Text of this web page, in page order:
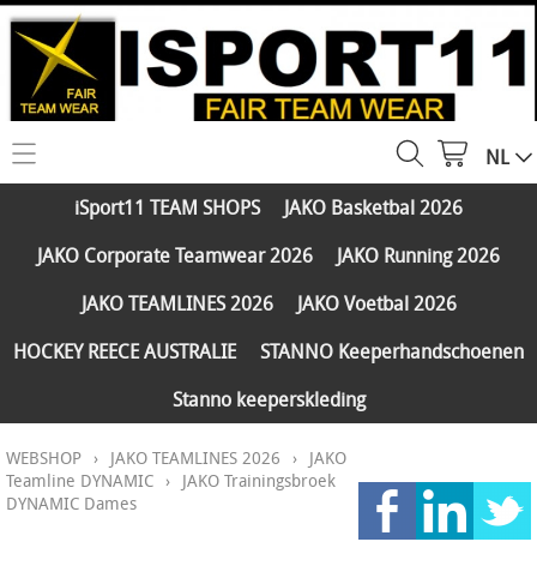
HOME
WEBSHOP
JAKO Running 2026
JAKO TEAMLINES 2026
PARTNERS
Klantengroepen
Verzending - betaling
CONTACT
NL
iSport11 TEAM SHOPS
JAKO Basketbal 2026
JAKO Corporate Teamwear 2026
JAKO Running 2026
JAKO TEAMLINES 2026
JAKO Voetbal 2026
HOCKEY REECE AUSTRALIE
STANNO Keeperhandschoenen
Stanno keeperskleding
WEBSHOP › JAKO TEAMLINES 2026 › JAKO
Teamline DYNAMIC › JAKO Trainingsbroek
DYNAMIC Dames